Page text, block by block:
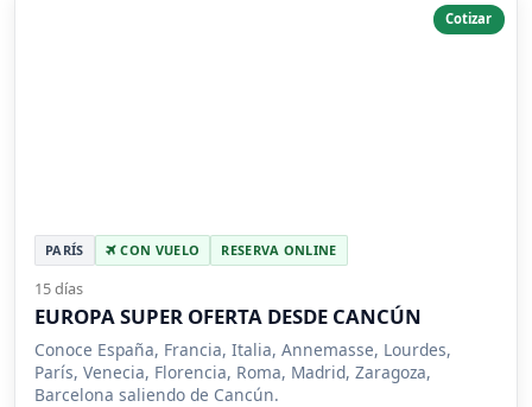
Cotizar
PARÍS CON VUELO RESERVA ONLINE
15 días
EUROPA SUPER OFERTA DESDE CANCÚN
Conoce España, Francia, Italia, Annemasse, Lourdes,
París, Venecia, Florencia, Roma, Madrid, Zaragoza,
Barcelona saliendo de Cancún.